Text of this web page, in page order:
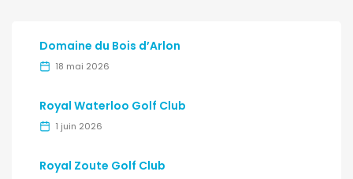
Domaine du Bois d’Arlon
18 mai 2026
Royal Waterloo Golf Club
1 juin 2026
Royal Zoute Golf Club